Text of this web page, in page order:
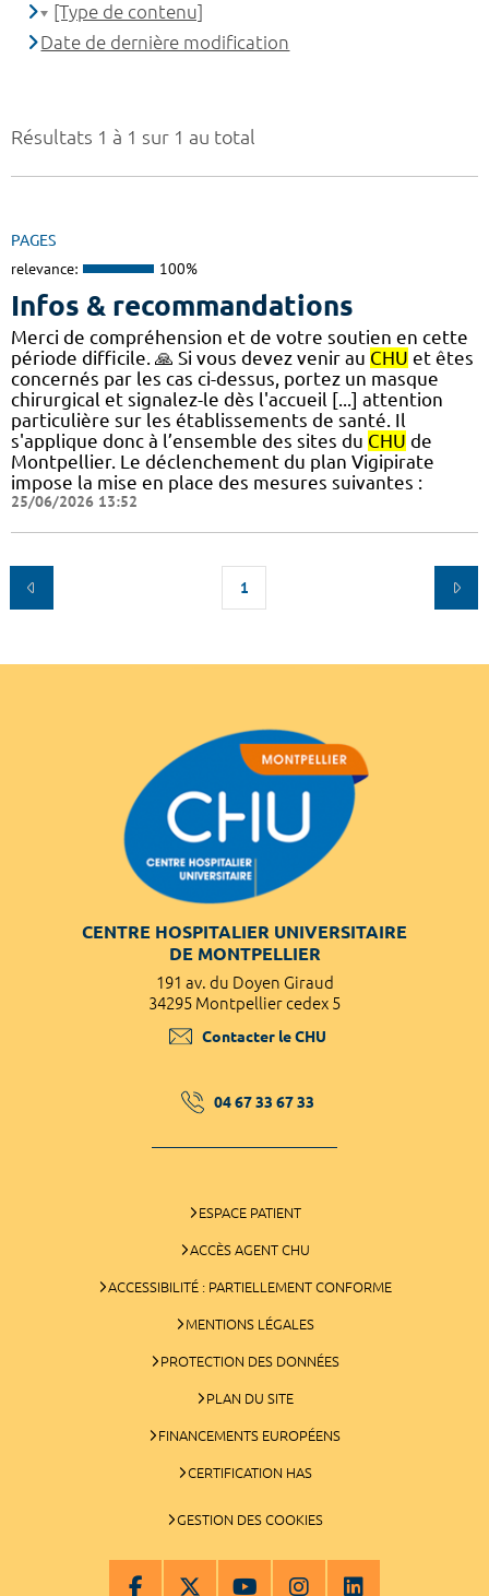
Résultats 1 à 1 sur 1 au total
PAGES
relevance: 100%
Infos & recommandations
Merci de compréhension et de votre soutien en cette
période difficile. 🙏 Si vous devez venir au CHU et êtes
concernés par les cas ci-dessus, portez un masque
chirurgical et signalez-le dès l'accueil [...] attention
particulière sur les établissements de santé. Il
s'applique donc à l’ensemble des sites du CHU de
Montpellier. Le déclenchement du plan Vigipirate
impose la mise en place des mesures suivantes :
25/06/2026 13:52
1
[Type de contenu]
Date de dernière modification
CENTRE HOSPITALIER UNIVERSITAIRE
DE MONTPELLIER
191 av. du Doyen Giraud
34295 Montpellier cedex 5
Contacter le CHU
04 67 33 67 33
ESPACE PATIENT
ACCÈS AGENT CHU
ACCESSIBILITÉ : PARTIELLEMENT CONFORME
MENTIONS LÉGALES
PROTECTION DES DONNÉES
PLAN DU SITE
FINANCEMENTS EUROPÉENS
CERTIFICATION HAS
GESTION DES COOKIES